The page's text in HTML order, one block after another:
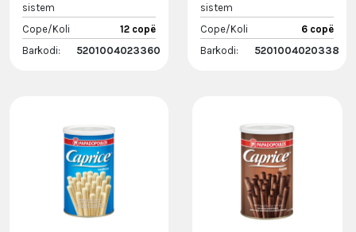
sistem
Cope/Koli
12 copë
Barkodi:
5201004023360
sistem
Cope/Koli
6 copë
Barkodi:
5201004020338